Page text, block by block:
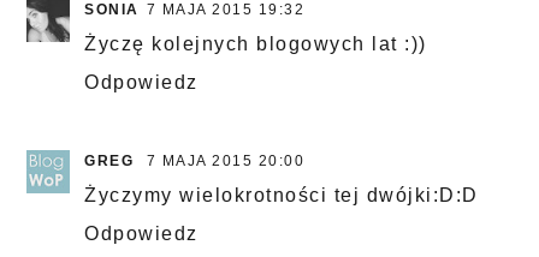
SONIA 7 MAJA 2015 19:32
Życzę kolejnych blogowych lat :))
Odpowiedz
GREG 7 MAJA 2015 20:00
Życzymy wielokrotności tej dwójki:D:D
Odpowiedz